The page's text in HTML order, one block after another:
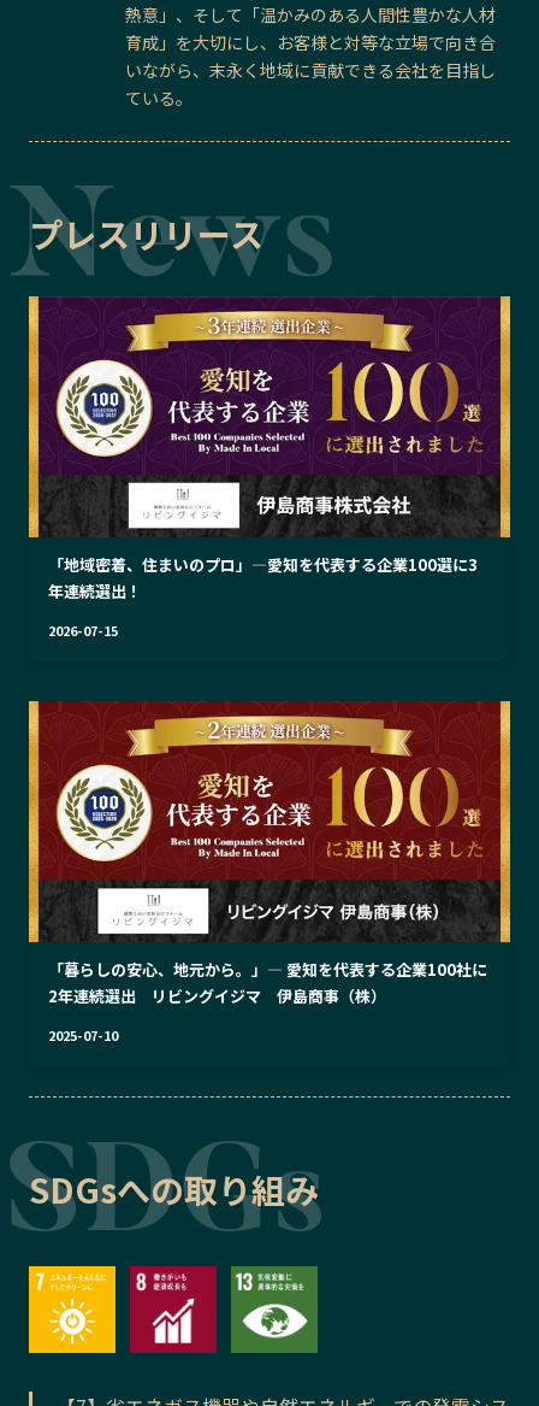
熱意」、そして「温かみのある人間性豊かな人材
育成」を大切にし、お客様と対等な立場で向き合
いながら、末永く地域に貢献できる会社を目指し
ている。
プレスリリース
「地域密着、住まいのプロ」—愛知を代表する企業100選に3
年連続選出！
2026-07-15
「暮らしの安心、地元から。」— 愛知を代表する企業100社に
2年連続選出 リビングイジマ 伊島商事（株）
2025-07-10
SDGsへの取り組み